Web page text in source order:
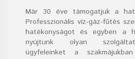
Már 30 éve támogatjuk a
Professzionális víz-gáz-fűtés
hatékonyságot és egyben a
nyújtunk olyan
ügyfeleinket a